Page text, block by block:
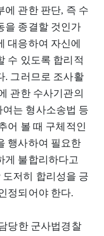
에 관한 판단, 즉 수
을 종결할 것인가
대응하여 자신에
수 있도록 합리적
. 그러므로 조사활
관한 수사기관의
는 형사소송법 등
어 볼 때 구체적인
행사하여 필요한
게 불합리하다고
저히 합리성을 긍
정되어야 한다.
당한 군사법경찰